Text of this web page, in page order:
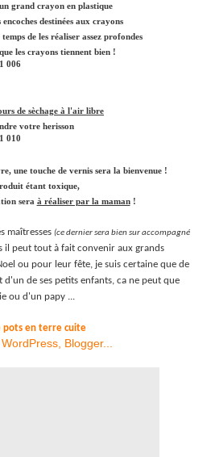
grand crayon en plastique
destinées aux crayons
temps de les réaliser assez profondes
les crayons tiennent bien !
de sèchage à l'air libre
votre herisson
une touche de vernis sera la bienvenue !
étant toxique,
sera à réaliser par la maman!
maîtresses (ce dernier sera bien sur accompagné
il peut tout à fait convenir aux grands
ou pour leur fête, je suis certaine que de
de ses petits enfants, ca ne peut que
ou d'un papy ...
pots en terre cuite